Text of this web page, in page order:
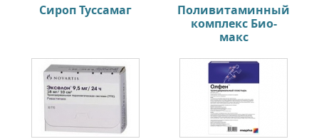
Сироп Туссамаг
Поливитаминный
комплекс Био-
макс